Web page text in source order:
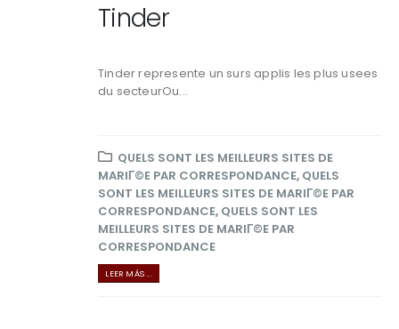
Tinder
Tinder represente un surs applis les plus usees
du secteurOu...
QUELS SONT LES MEILLEURS SITES DE
MARIГ©E PAR CORRESPONDANCE, QUELS
SONT LES MEILLEURS SITES DE MARIГ©E PAR
CORRESPONDANCE, QUELS SONT LES
MEILLEURS SITES DE MARIГ©E PAR
CORRESPONDANCE
LEER MÁS ...